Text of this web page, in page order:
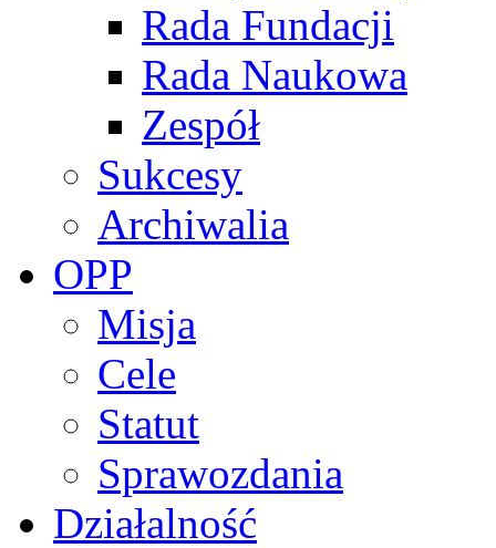
Rada Fundacji
Rada Naukowa
Zespół
Sukcesy
Archiwalia
OPP
Misja
Cele
Statut
Sprawozdania
Działalność